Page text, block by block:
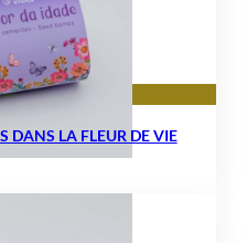
DANS LA FLEUR DE VIE